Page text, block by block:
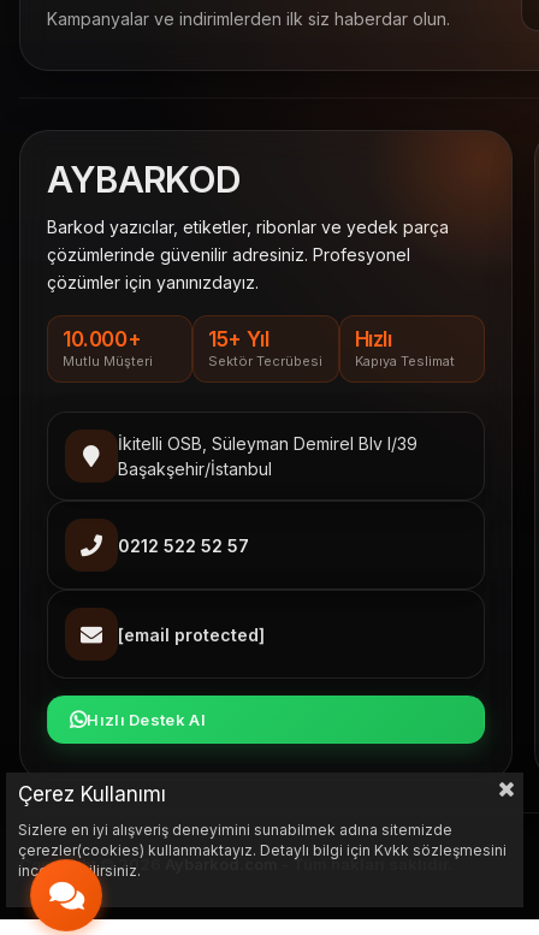
Kampanyalar ve indirimlerden ilk siz haberdar olun.
AYBARKOD
Barkod yazıcılar, etiketler, ribonlar ve yedek parça
çözümlerinde güvenilir adresiniz. Profesyonel
çözümler için yanınızdayız.
10.000+
Mutlu Müşteri
15+ Yıl
Sektör Tecrübesi
Hızlı
Kapıya Teslimat
İkitelli OSB, Süleyman Demirel Blv I/39
Başakşehir/İstanbul
0212 522 52 57
[email protected]
Hızlı Destek Al
Copyright © 2026 Aybarkod.com - Tüm hakları saklıdır.
Çerez Kullanımı
Sizlere en iyi alışveriş deneyimini sunabilmek adına sitemizde
çerezler(cookies) kullanmaktayız. Detaylı bilgi için Kvkk sözleşmesini
inceleyebilirsiniz.